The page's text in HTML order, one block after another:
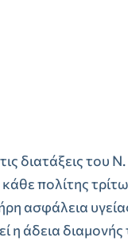
διατάξεις του
πολίτης
ασφάλεια
η άδεια διαμονής